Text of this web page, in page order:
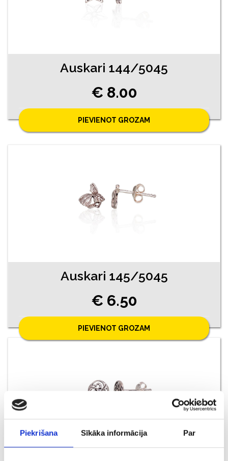
Piekrišana Sīkāka informācija Par
Auskari 144/5045
€ 8.00
PIEVIENOT GROZAM
Auskari 145/5045
€ 6.50
PIEVIENOT GROZAM